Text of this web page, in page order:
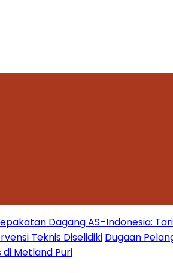
Dagang AS–Indonesia:
Teknis Diselidiki Dugaan
Metland Puri